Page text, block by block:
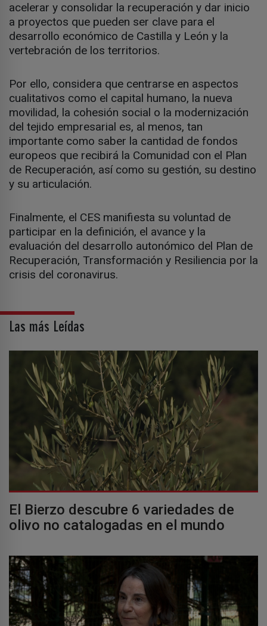
acelerar y consolidar la recuperación y dar inicio
a proyectos que pueden ser clave para el
desarrollo económico de Castilla y León y la
vertebración de los territorios.
Por ello, considera que centrarse en aspectos
cualitativos como el capital humano, la nueva
movilidad, la cohesión social o la modernización
del tejido empresarial es, al menos, tan
importante como saber la cantidad de fondos
europeos que recibirá la Comunidad con el Plan
de Recuperación, así como su gestión, su destino
y su articulación.
Finalmente, el CES manifiesta su voluntad de
participar en la definición, el avance y la
evaluación del desarrollo autonómico del Plan de
Recuperación, Transformación y Resiliencia por la
crisis del coronavirus.
Las más Leídas
El Bierzo descubre 6 variedades de
olivo no catalogadas en el mundo